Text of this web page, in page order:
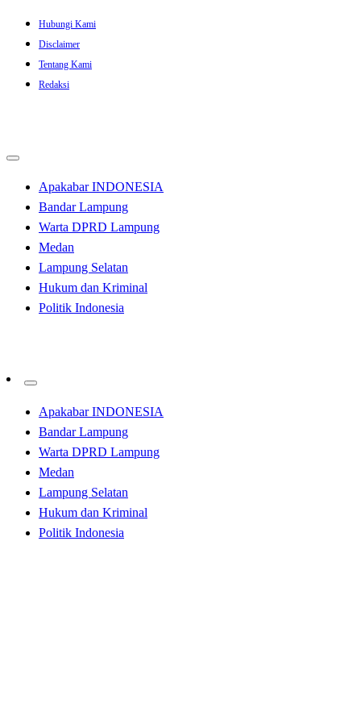
Skip
content
Hubungi Kami
Disclaimer
Tentang Kami
Redaksi
Apakabar INDONESIA
Bandar Lampung
Warta DPRD Lampung
Medan
Lampung Selatan
Hukum dan Kriminal
Politik Indonesia
Apakabar INDONESIA
Bandar Lampung
Warta DPRD Lampung
Medan
Lampung Selatan
Hukum dan Kriminal
Politik Indonesia